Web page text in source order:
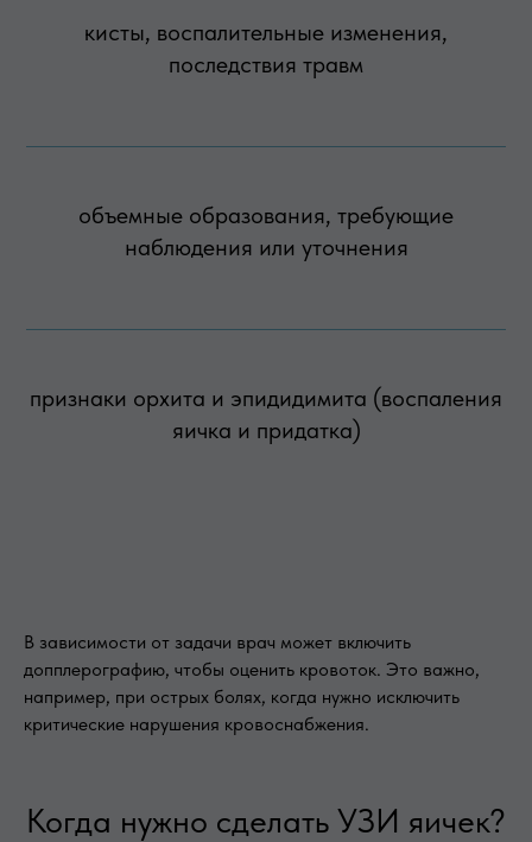
кисты, воспалительные изменения,
последствия травм
объемные образования, требующие
наблюдения или уточнения
признаки орхита и эпидидимита (воспаления
яичка и придатка)
В зависимости от задачи врач может включить
допплерографию, чтобы оценить кровоток. Это важно,
например, при острых болях, когда нужно исключить
критические нарушения кровоснабжения.
Когда нужно сделать УЗИ яичек?